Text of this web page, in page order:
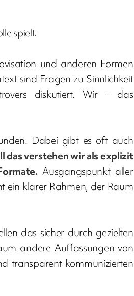
spielt.
und anderen Formen
sind Fragen zu Sinnlichkeit
diskutiert. Wir – das
Dabei gibt es oft auch
das verstehen wir als explizit
Ausgangspunkt aller
ein klarer Rahmen, der Raum
das sicher durch gezielten
andere Auffassungen von
transparent kommunizierten